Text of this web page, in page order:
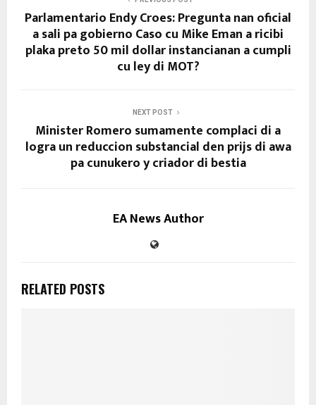
Parlamentario Endy Croes: Pregunta nan oficial
a sali pa gobierno Caso cu Mike Eman a ricibi
plaka preto 50 mil dollar instancianan a cumpli
cu ley di MOT?
NEXT POST
Minister Romero sumamente complaci di a
logra un reduccion substancial den prijs di awa
pa cunukero y criador di bestia
EA News Author
RELATED POSTS